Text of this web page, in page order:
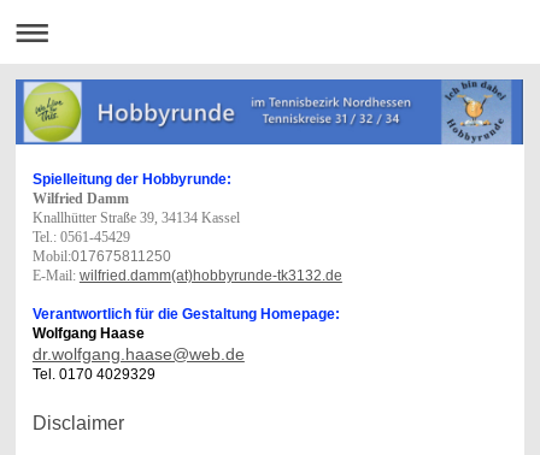
Spielleitung der Hobbyrunde:
Wilfried Damm
Knallhütter Straße 39, 34134 Kassel
Tel.: 0561-45429
Mobil:017675811250
E-Mail: wilfried.damm(at)hobbyrunde-tk3132.de
Verantwortlich für die Gestaltung Homepage:
Wolfgang Haase
dr.wolfgang.haase@web.de
Tel. 0170 4029329
Disclaimer